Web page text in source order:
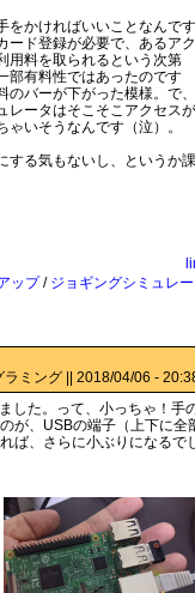
かければいいことなんです
ード登録が必要で、あるアク
用料を取られるという次第
部有料性ではあったのです
バーが下がった模様。で、
レータはそこそこアクセスが
いそうなんです（泣）。
る気もないし、というか課
ップ/ ジョギングシミュレー
ラミング || 2018/04/06 - 20:38
した。って、小っちゃ！手
が、USBの端子（上下に全
ば、さらに小ぶりになるで